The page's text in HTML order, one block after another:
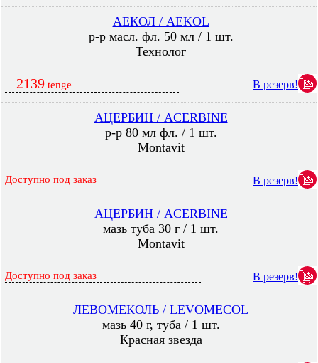
АЕКОЛ / AEKOL
р-р масл. фл. 50 мл / 1 шт.
Технолог
2139 tenge В резерв!
АЦЕРБИН / ACERBINE
р-р 80 мл фл. / 1 шт.
Montavit
Доступно под заказ В резерв!
АЦЕРБИН / ACERBINE
мазь туба 30 г / 1 шт.
Montavit
Доступно под заказ В резерв!
ЛЕВОМЕКОЛЬ / LEVOMECOL
мазь 40 г, туба / 1 шт.
Красная звезда